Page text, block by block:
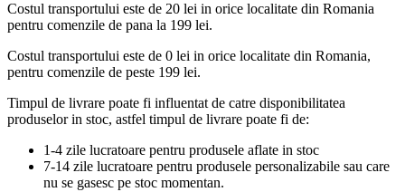
Costul transportului este de 20 lei in orice localitate din Romania
pentru comenzile de pana la 199 lei.
Costul transportului este de 0 lei in orice localitate din Romania,
pentru comenzile de peste 199 lei.
Timpul de livrare poate fi influentat de catre disponibilitatea
produselor in stoc, astfel timpul de livrare poate fi de:
1-4 zile lucratoare pentru produsele aflate in stoc
7-14 zile lucratoare pentru produsele personalizabile sau care
nu se gasesc pe stoc momentan.